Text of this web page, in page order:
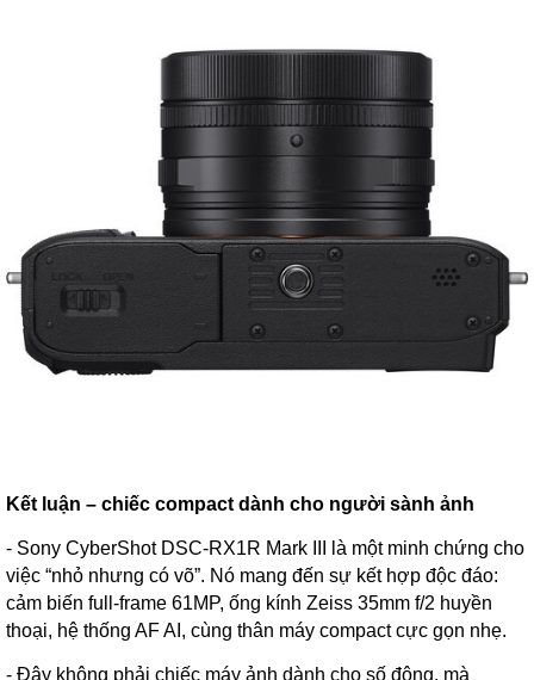
Kết luận – chiếc compact dành cho người sành ảnh
- Sony CyberShot DSC-RX1R Mark III là một minh chứng cho
việc “nhỏ nhưng có võ”. Nó mang đến sự kết hợp độc đáo:
cảm biến full-frame 61MP, ống kính Zeiss 35mm f/2 huyền
thoại, hệ thống AF AI, cùng thân máy compact cực gọn nhẹ.
- Đây không phải chiếc máy ảnh dành cho số đông, mà